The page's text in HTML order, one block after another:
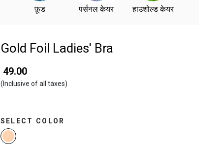
फ़ूड पर्सनल केयर हाउशोल्ड केयर
Gold Foil Ladies' Bra
₹ 49.00
(Inclusive of all taxes)
SELECT COLOR